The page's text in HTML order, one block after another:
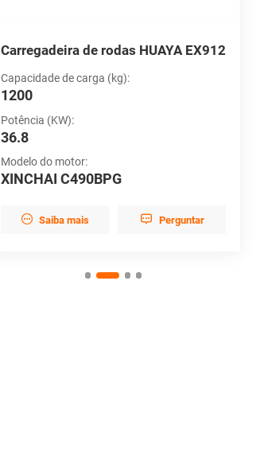
Carregadeira de rodas HUAYA EX912
Capacidade de carga (kg):
1200
Potência (KW):
36.8
Modelo do motor:
XINCHAI C490BPG
 Saiba mais  Perguntar